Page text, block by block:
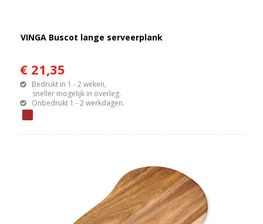
VINGA Buscot lange serveerplank
€ 21,35
Bedrukt in 1 - 2 weken,
sneller mogelijk in overleg.
Onbedrukt 1 - 2 werkdagen.